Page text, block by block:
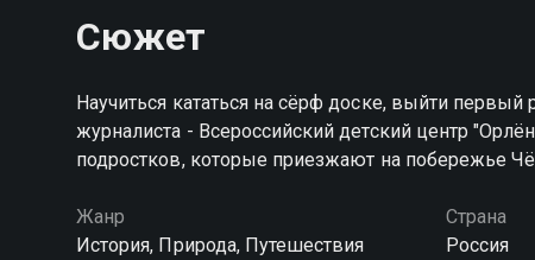
Сюжет
Научиться кататься на сёрф доске, выйти первый
журналиста - Всероссийский детский центр
подростков, которые приезжают на побережье
Жанр
История, Природа, Путешествия
Страна
Россия